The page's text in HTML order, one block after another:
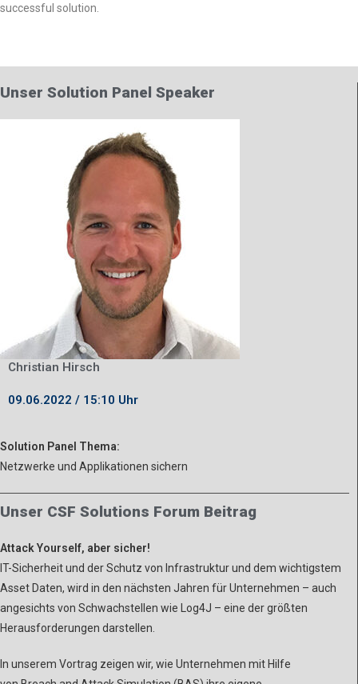
successful solution.
Unser Solution Panel Speaker
Christian Hirsch
09.06.2022 / 15:10 Uhr
Solution Panel Thema:
Netzwerke und Applikationen sichern
Unser CSF Solutions Forum Beitrag
Attack Yourself, aber sicher!
IT-Sicherheit und der Schutz von Infrastruktur und dem wichtigstem
Asset Daten, wird in den nächsten Jahren für Unternehmen – auch
angesichts von Schwachstellen wie Log4J – eine der größten
Herausforderungen darstellen.
In unserem Vortrag zeigen wir, wie Unternehmen mit Hilfe